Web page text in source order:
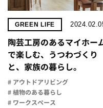
GREEN LIFE
陶芸工房のあるマイホー
で楽しむ、うつわづくり
と、家族の暮らし。
# アウトドアリビング
# 植物のある暮らし
# ワークスペース